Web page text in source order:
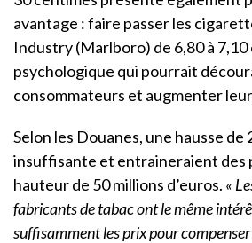
avantage : faire passer les
Industry (Marlboro) de 6,80 à 7,10
psychologique qui pourrait
consommateurs et augmenter
Selon les Douanes, une hausse
insuffisante et entraineraient des
hauteur de 50 millions d’euros. «
fabricants de tabac ont le même
suffisamment les prix pour compenser